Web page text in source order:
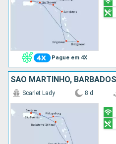
Pague em 4X
Scarlet Lady 8 d